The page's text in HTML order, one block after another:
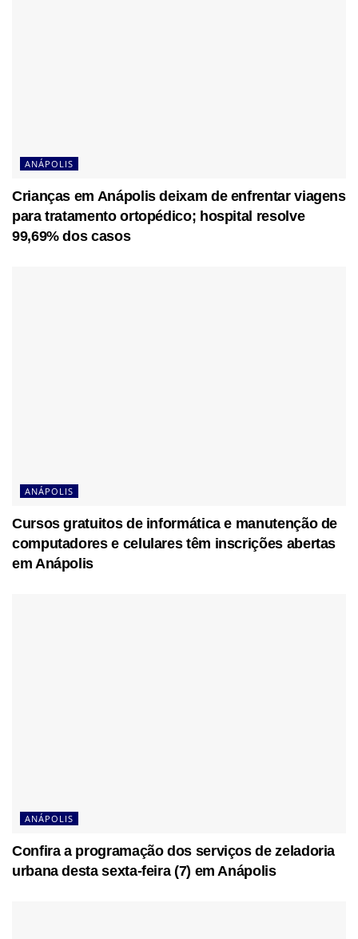
ANÁPOLIS
Crianças em Anápolis deixam de enfrentar viagens
para tratamento ortopédico; hospital resolve
99,69% dos casos
ANÁPOLIS
Cursos gratuitos de informática e manutenção de
computadores e celulares têm inscrições abertas
em Anápolis
ANÁPOLIS
Confira a programação dos serviços de zeladoria
urbana desta sexta-feira (7) em Anápolis